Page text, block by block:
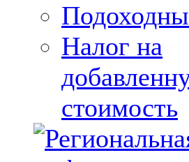
Налог на
стоимость